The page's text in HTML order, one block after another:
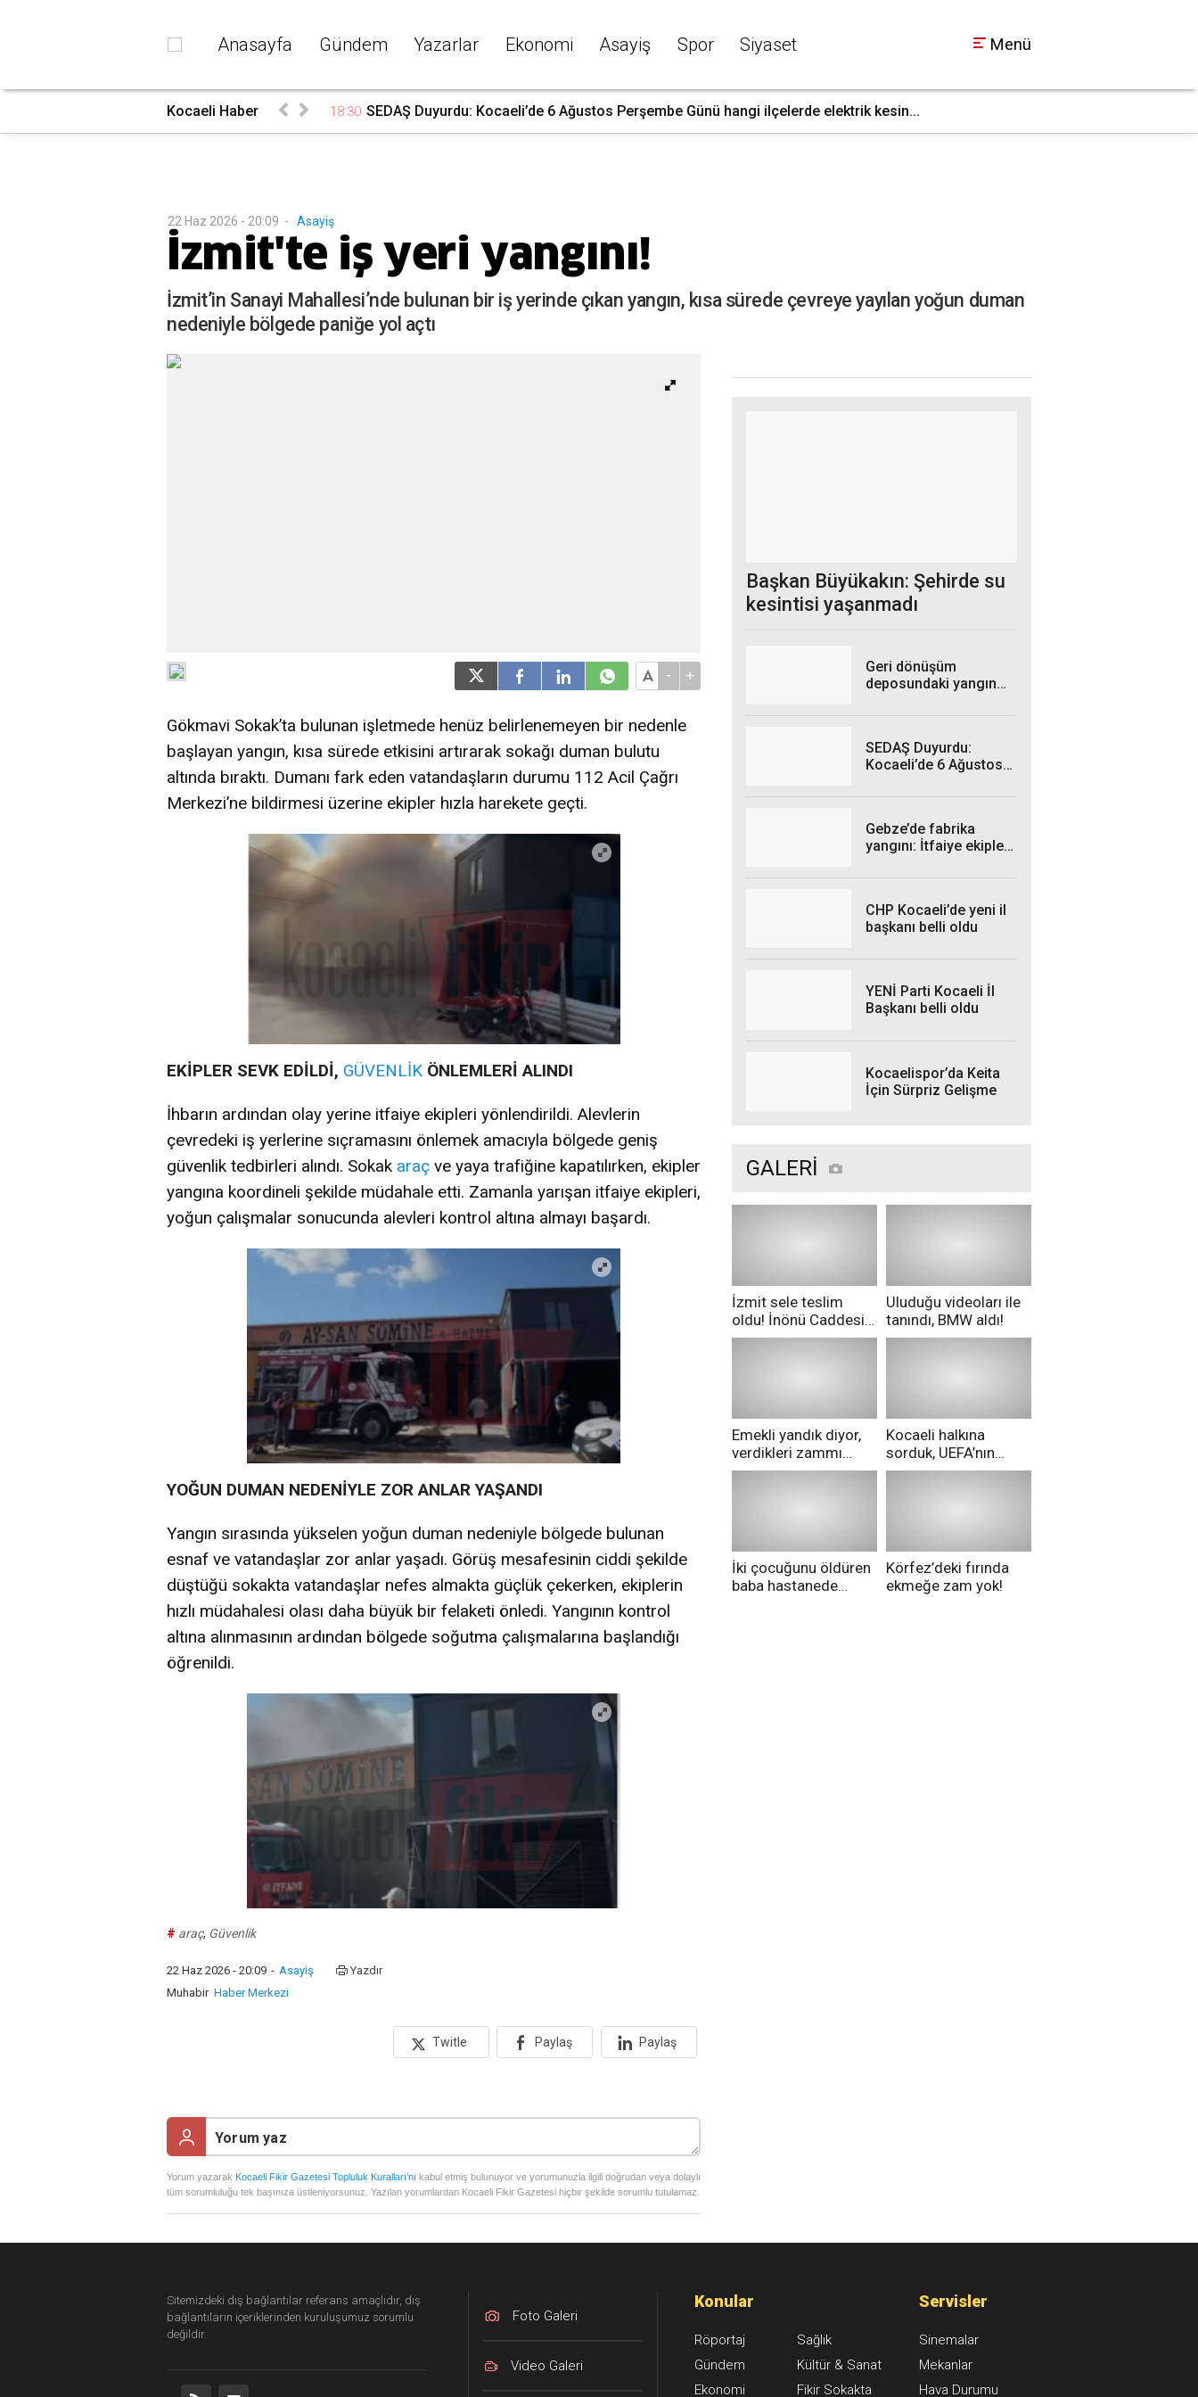
Anasayfa Gündem Yazarlar Ekonomi Asayiş Spor Siyaset Menü
Kocaeli Haber 18:30 SEDAŞ Duyurdu: Kocaeli’de 6 Ağustos Perşembe Günü hangi ilçelerde elektrik kesin...
22 Haz 2026 - 20:09 - Asayiş
İzmit'te iş yeri yangını!
İzmit’in Sanayi Mahallesi’nde bulunan bir iş yerinde çıkan yangın, kısa sürede çevreye yayılan yoğun duman
nedeniyle bölgede paniğe yol açtı
- +
Gökmavi Sokak’ta bulunan işletmede henüz belirlenemeyen bir nedenle
başlayan yangın, kısa sürede etkisini artırarak sokağı duman bulutu
altında bıraktı. Dumanı fark eden vatandaşların durumu 112 Acil Çağrı
Merkezi’ne bildirmesi üzerine ekipler hızla harekete geçti.
EKİPLER SEVK EDİLDİ, GÜVENLİK ÖNLEMLERİ ALINDI
İhbarın ardından olay yerine itfaiye ekipleri yönlendirildi. Alevlerin
çevredeki iş yerlerine sıçramasını önlemek amacıyla bölgede geniş
güvenlik tedbirleri alındı. Sokak araç ve yaya trafiğine kapatılırken, ekipler
yangına koordineli şekilde müdahale etti. Zamanla yarışan itfaiye ekipleri,
yoğun çalışmalar sonucunda alevleri kontrol altına almayı başardı.
YOĞUN DUMAN NEDENİYLE ZOR ANLAR YAŞANDI
Yangın sırasında yükselen yoğun duman nedeniyle bölgede bulunan
esnaf ve vatandaşlar zor anlar yaşadı. Görüş mesafesinin ciddi şekilde
düştüğü sokakta vatandaşlar nefes almakta güçlük çekerken, ekiplerin
hızlı müdahalesi olası daha büyük bir felaketi önledi. Yangının kontrol
altına alınmasının ardından bölgede soğutma çalışmalarına başlandığı
öğrenildi.
# araç, Güvenlik
22 Haz 2026 - 20:09 - Asayiş
Yazdır
Muhabir Haber Merkezi
Twitle Paylaş Paylaş
Yorum yazarak Kocaeli Fikir Gazetesi Topluluk Kuralları’nı kabul etmiş bulunuyor ve yorumunuzla ilgili doğrudan veya dolaylı
tüm sorumluluğu tek başınıza üstleniyorsunuz. Yazılan yorumlardan Kocaeli Fikir Gazetesi hiçbir şekilde sorumlu tutulamaz.
Başkan Büyükakın: Şehirde su
kesintisi yaşanmadı
Geri dönüşüm
deposundaki yangın
SEDAŞ Duyurdu:
Kocaeli’de 6 Ağustos
Gebze’de fabrika
yangını: İtfaiye ekipleri
CHP Kocaeli’de yeni il
başkanı belli oldu
YENİ Parti Kocaeli İl
Başkanı belli oldu
Kocaelispor’da Keita
İçin Sürpriz Gelişme
GALERİ
İzmit sele teslim
oldu! İnönü Caddesi
göle döndü!
Uluduğu videoları ile
tanındı, BMW aldı!
Emekli yandık diyor,
verdikleri zammı
pazarda geri aldılar!
Kocaeli halkına
sorduk, UEFA’nın
Merih Demiral kararı
İki çocuğunu öldüren
baba hastanede
Körfez’deki fırında
ekmeğe zam yok!
Sitemizdeki dış bağlantılar referans amaçlıdır, dış
bağlantıların içeriklerinden kuruluşumuz sorumlu
değildir.
Foto Galeri
Video Galeri
Konular
Röportaj
Gündem
Ekonomi
Sağlık
Kültür & Sanat
Fikir Sokakta
Servisler
Sinemalar
Mekanlar
Hava Durumu